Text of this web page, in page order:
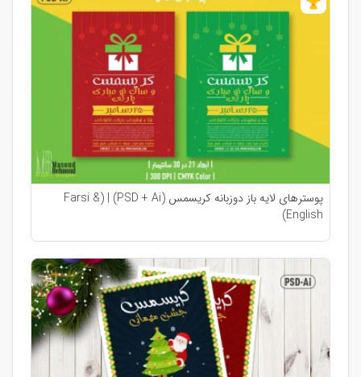
پوسترهای لایه باز دوزبانه کریسمس (PSD + Ai) | (Farsi &
English)